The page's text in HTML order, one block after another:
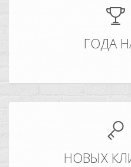
ГОДА
НОВЫХ